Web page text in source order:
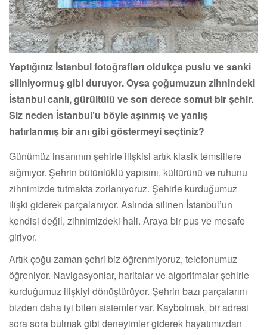
Yaptığınız İstanbul fotoğrafları oldukça puslu ve sanki
siliniyormuş gibi duruyor. Oysa çoğumuzun zihnindeki
İstanbul canlı, gürültülü ve son derece somut bir şehir.
Siz neden İstanbul’u böyle aşınmış ve yanlış
hatırlanmış bir anı gibi göstermeyi seçtiniz?
Günümüz insanının şehirle ilişkisi artık klasik temsillere
sığmıyor. Şehrin bütünlüklü yapısını, kültürünü ve ruhunu
zihnimizde tutmakta zorlanıyoruz. Şehirle kurduğumuz
ilişki giderek parçalanıyor. Aslında silinen İstanbul’un
kendisi değil, zihnimizdeki hali. Araya bir pus ve mesafe
giriyor.
Artık çoğu zaman şehri biz öğrenmiyoruz, telefonumuz
öğreniyor. Navigasyonlar, haritalar ve algoritmalar şehirle
kurduğumuz ilişkiyi dönüştürüyor. Şehrin bazı parçalarını
bizden daha iyi bilen sistemler var. Kaybolmak, bir adresi
sora sora bulmak gibi deneyimler giderek hayatımızdan